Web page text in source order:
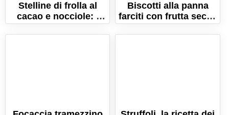
Stelline di frolla al
cacao e nocciole: i
biscotti perfetti per
Natale!
Biscotti alla panna
farciti con frutta secca
e spezie di Natale!